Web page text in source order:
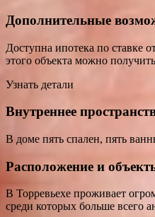
Дополнительные
Доступна ипотека по ставке
этого объекта можно
Узнать детали
Внутреннее
В доме пять спален, пять
Расположение и
В Торревьехе проживает
среди которых больше всего